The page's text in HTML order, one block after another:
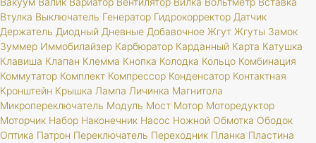
Втулка Выключатель Генератор Гидрокорректор Датчик
Держатель Диодный Дневные Добавочное Жгут Жгуты Замок
Зуммер Иммобилайзер Карбюратор Карданный Карта Катушка
Клавиша Клапан Клемма Кнопка Колодка Кольцо Комбинация
Коммутатор Комплект Компрессор Конденсатор Контактная
Кронштейн Крышка Лампа Личинка Магнитола
Микропереключатель Модуль Мост Мотор Моторедуктор
Моторчик Набор Наконечник Насос Ножной Обмотка Ободок
Оптика Патрон Переключатель Переходник Планка Пластина